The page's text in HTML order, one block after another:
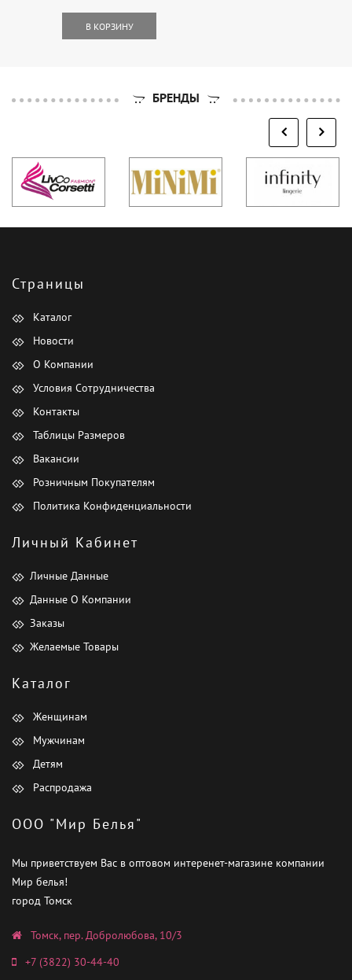
В КОРЗИНУ
БРЕНДЫ
Страницы
Каталог
Новости
О Компании
Условия Сотрудничества
Контакты
Таблицы Размеров
Вакансии
Розничным Покупателям
Политика Конфиденциальности
Личный Кабинет
Личные Данные
Данные О Компании
Заказы
Желаемые Товары
Каталог
Женщинам
Мужчинам
Детям
Распродажа
ООО "Мир Белья"
Мы приветствуем Вас в оптовом интеренет-магазине компании
Мир белья!
город Томск
Томск, пер. Добролюбова, 10/3
+7 (3822) 30-44-40